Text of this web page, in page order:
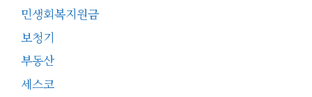
민생회복지원금
보청기
부동산
세스코